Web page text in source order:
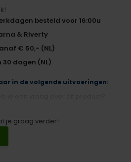
besteld voor 16:00u
& Riverty
€ 50,- (NL)
30 dagen (NL)
in de volgende uitvoeringen:
je graag verder!